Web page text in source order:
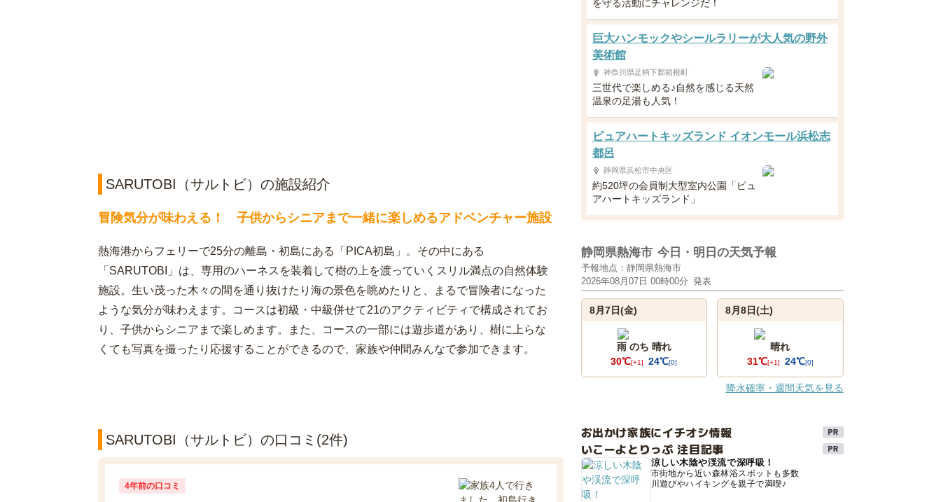
SARUTOBI（サルトビ）の施設紹介
冒険気分が味わえる！ 子供からシニアまで一緒に楽しめるアドベンチャー施設
熱海港からフェリーで25分の離島・初島にある「PICA初島」。その中にある
「SARUTOBI」は、専用のハーネスを装着して樹の上を渡っていくスリル満点の自然体験
施設。生い茂った木々の間を通り抜けたり海の景色を眺めたりと、まるで冒険者になった
ような気分が味わえます。コースは初級・中級併せて21のアクティビティで構成されてお
り、子供からシニアまで楽しめます。また、コースの一部には遊歩道があり、樹に上らな
くても写真を撮ったり応援することができるので、家族や仲間みんなで参加できます。
SARUTOBI（サルトビ）の口コミ(2件)
4年前の口コミ
を守る活動にチャレンジだ！
巨大ハンモックやシールラリーが大人気の野外
美術館
神奈川県足柄下郡箱根町
三世代で楽しめる♪自然を感じる天然
温泉の足湯も人気！
ピュアハートキッズランド イオンモール浜松志
都呂
静岡県浜松市中央区
約520坪の会員制大型室内公園「ピュ
アハートキッズランド」
静岡県熱海市 今日・明日の天気予報
予報地点：静岡県熱海市
2026年08月07日 00時00分 発表
8月7日(金)
雨 のち 晴れ
30℃[+1] 24℃[0]
8月8日(土)
晴れ
31℃[+1] 24℃[0]
降水確率・週間天気を見る
お出かけ家族にイチオシ情報
いこーよとりっぷ 注目記事
涼しい木陰や渓流で深呼吸！
市街地から近い森林浴スポットも多数
川遊びやハイキングを親子で満喫♪